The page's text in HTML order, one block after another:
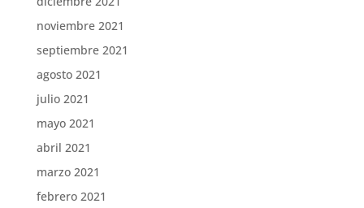
noviembre 2021
septiembre 2021
agosto 2021
julio 2021
mayo 2021
abril 2021
marzo 2021
febrero 2021